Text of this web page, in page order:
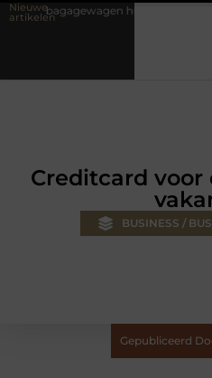
Nieuwe
artikelen
huren? Kies de juiste aanhanger
Creditcard voor
BUSINESS /
Gepubliceerd